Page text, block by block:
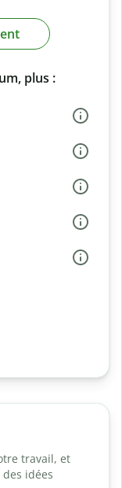
plus :
travail, et
idées